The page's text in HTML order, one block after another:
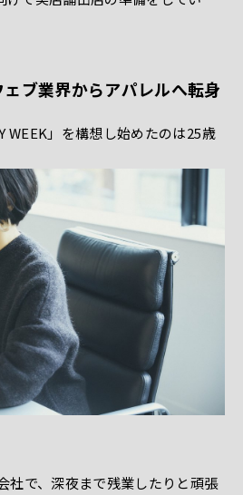
ブ業界からアパレルへ転身
WEEK」を構想し始めたのは25歳
社で、深夜まで残業したりと頑張